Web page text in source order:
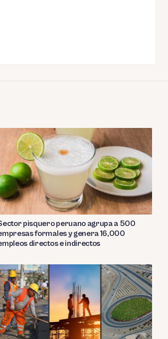
pisquero peruano agrupa a 500
formales y genera 16,000
directos e indirectos